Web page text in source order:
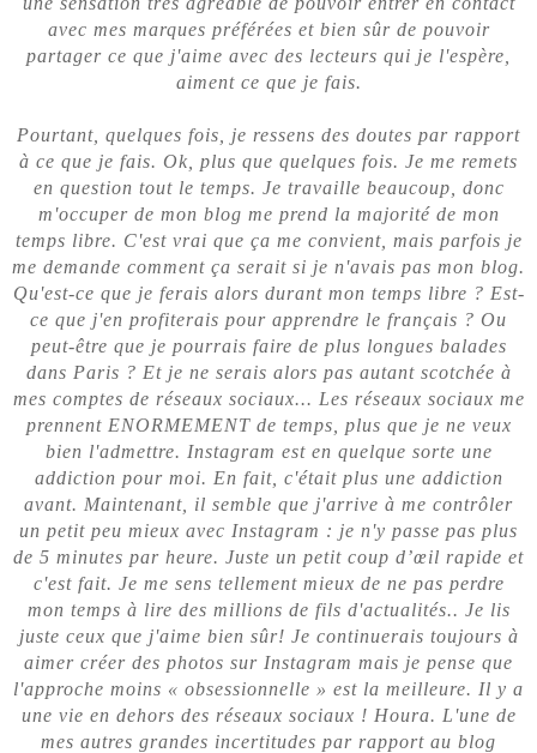
avec mes marques préférées et bien sûr de pouvoir
partager ce que j'aime avec des lecteurs qui je l'espère,
aiment ce que je fais.
Pourtant, quelques fois, je ressens des doutes par rapport
à ce que je fais. Ok, plus que quelques fois. Je me remets
en question tout le temps. Je travaille beaucoup, donc
m'occuper de mon blog me prend la majorité de mon
temps libre. C'est vrai que ça me convient, mais parfois je
me demande comment ça serait si je n'avais pas mon blog.
Qu'est-ce que je ferais alors durant mon temps libre ? Est-
ce que j'en profiterais pour apprendre le français ? Ou
peut-être que je pourrais faire de plus longues balades
dans Paris ? Et je ne serais alors pas autant scotchée à
mes comptes de réseaux sociaux... Les réseaux sociaux me
prennent ENORMEMENT de temps, plus que je ne veux
bien l'admettre. Instagram est en quelque sorte une
addiction pour moi. En fait, c'était plus une addiction
avant. Maintenant, il semble que j'arrive à me contrôler
un petit peu mieux avec Instagram : je n'y passe pas plus
de 5 minutes par heure. Juste un petit coup d’œil rapide et
c'est fait. Je me sens tellement mieux de ne pas perdre
mon temps à lire des millions de fils d'actualités.. Je lis
juste ceux que j'aime bien sûr! Je continuerais toujours à
aimer créer des photos sur Instagram mais je pense que
l'approche moins « obsessionnelle » est la meilleure. Il y a
une vie en dehors des réseaux sociaux ! Houra. L'une de
mes autres grandes incertitudes par rapport au blog